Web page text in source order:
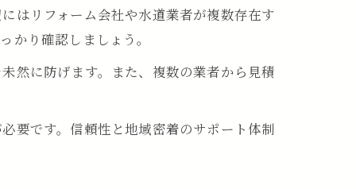
はリフォーム会社や水道業者が複数存在す
かり確認しましょう。
然に防げます。また、複数の業者から見積
要です。信頼性と地域密着のサポート体制